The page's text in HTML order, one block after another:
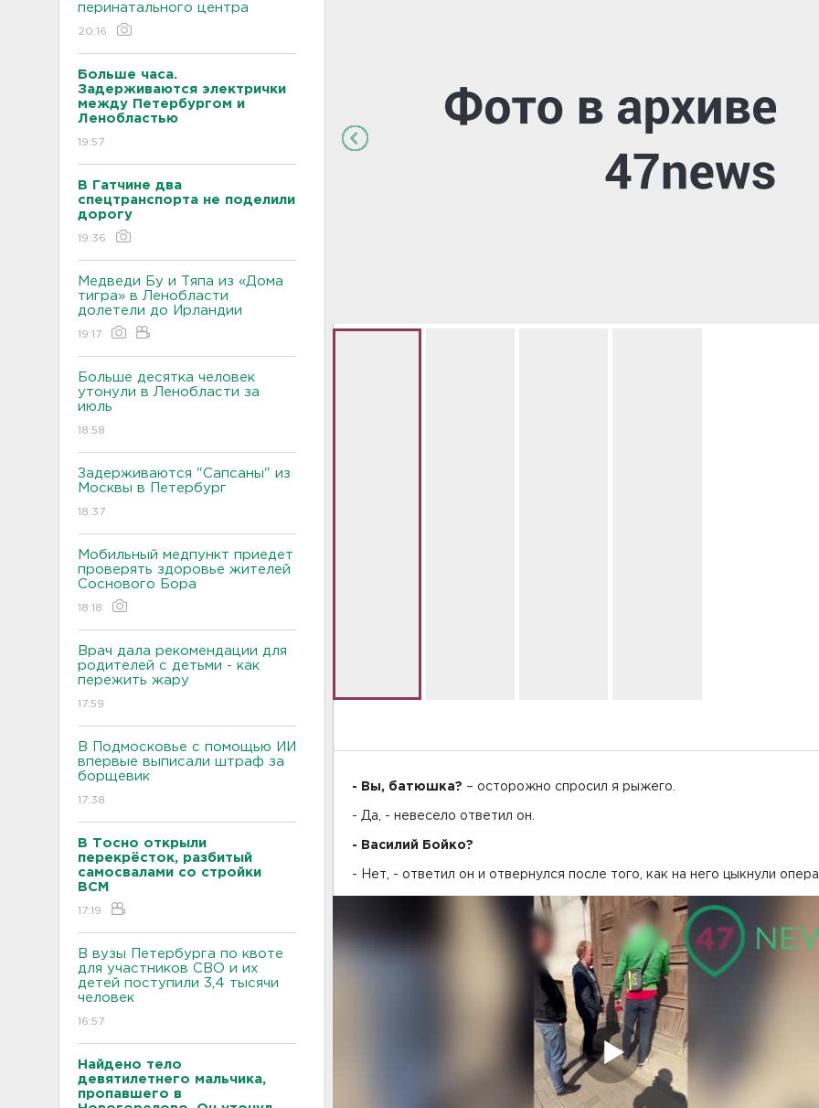
перинатального центра
20:16
Больше часа.
Задерживаются электрички
между Петербургом и
Ленобластью
19:57
В Гатчине два
спецтранспорта не поделили
дорогу
19:36
Медведи Бу и Тяпа из «Дома
тигра» в Ленобласти
долетели до Ирландии
19:17
Больше десятка человек
утонули в Ленобласти за
июль
18:58
Задерживаются "Сапсаны" из
Москвы в Петербург
18:37
Мобильный медпункт приедет
проверять здоровье жителей
Соснового Бора
18:18
Врач дала рекомендации для
родителей с детьми - как
пережить жару
17:59
В Подмосковье с помощью ИИ
впервые выписали штраф за
борщевик
17:38
В Тосно открыли
перекрёсток, разбитый
самосвалами со стройки
ВСМ
17:19
В вузы Петербурга по квоте
для участников СВО и их
детей поступили 3,4 тысячи
человек
16:57
Найдено тело
девятилетнего мальчика,
пропавшего в
- Вы, батюшка? – осторожно спросил я рыжего.
- Да, - невесело ответил он.
- Василий Бойко?
- Нет, - ответил он и отвернулся после того, как на него цыкнули